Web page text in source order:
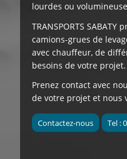
lourdes ou
TRANSPORTS SABATY
camions-grues de
avec chauffeur, de
besoins de votre projet.
Prenez contact avec
de votre projet et nous
Contactez-nous Tel :